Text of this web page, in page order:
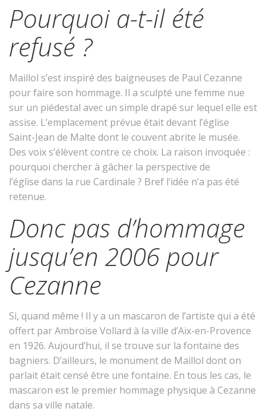
Pourquoi a-t-il été
refusé ?
Maillol s’est inspiré des baigneuses de Paul Cezanne
pour faire son hommage. Il a sculpté une femme nue
sur un piédestal avec un simple drapé sur lequel elle est
assise. L’emplacement prévue était devant l’église
Saint-Jean de Malte dont le couvent abrite le musée.
Des voix s’élèvent contre ce choix. La raison invoquée :
pourquoi chercher à gâcher la perspective de
l’église dans la rue Cardinale ? Bref l’idée n’a pas été
retenue.
Donc pas d’hommage
jusqu’en 2006 pour
Cezanne
Si, quand même ! Il y a un mascaron de l’artiste qui a été
offert par Ambroise Vollard à la ville d’Aix-en-Provence
en 1926. Aujourd’hui, il se trouve sur la fontaine des
bagniers. D’ailleurs, le monument de Maillol dont on
parlait était censé être une fontaine. En tous les cas, le
mascaron est le premier hommage physique à Cezanne
dans sa ville natale.